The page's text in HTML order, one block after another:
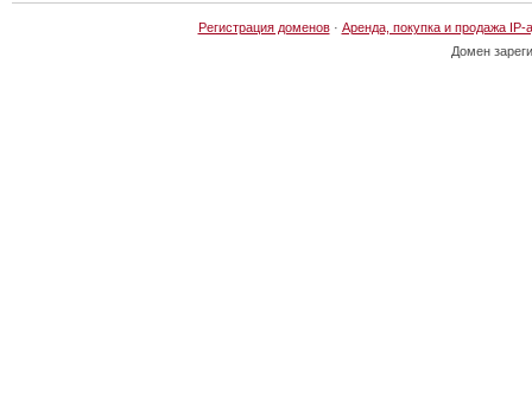
Регистрация доменов· Аренда, покупка и продажа IP-
Домен